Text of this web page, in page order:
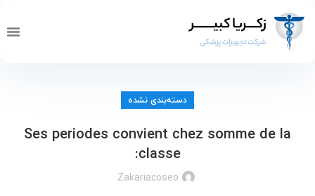
دسته‌بندی نشده
Ses periodes convient chez somme de la
classe:
Zakariacoseo